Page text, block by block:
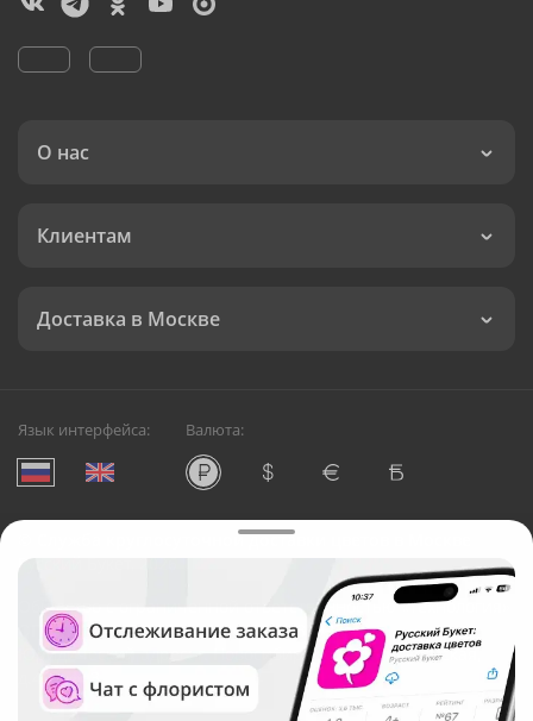
О нас
Клиентам
Доставка в Москве
Язык интерфейса: Валюта:
Служба круглосуточной доставки цветов в Москве
Русский Букет, 2026
Общество с ограниченной ответственностью «Технология»
ОГРН: 1195476081745, ИНН: 5410081997
Юридический адрес: г. Новосибирск, ул. Ипподромская,
д.42, оф. 3